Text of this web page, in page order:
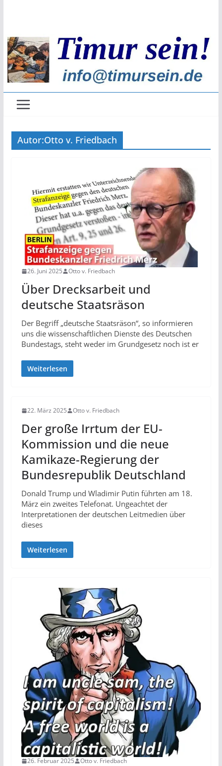
Autor:Otto v. Friedbach
26. Juni 2025 Otto v. Friedbach
Über Drecksarbeit und
deutsche Staatsräson
Der Begriff „deutsche Staatsräson“, so informieren
uns die wissenschaftlichen Dienste des Deutschen
Bundestags, steht weder im Grundgesetz noch ist er
Weiterlesen
22. März 2025 Otto v. Friedbach
Der große Irrtum der EU-
Kommission und die neue
Kamikaze-Regierung der
Bundesrepublik Deutschland
Donald Trump und Wladimir Putin führten am 18.
März ein zweites Telefonat. Ungeachtet der
Interpretationen der deutschen Leitmedien über
dieses
Weiterlesen
26. Februar 2025 Otto v. Friedbach